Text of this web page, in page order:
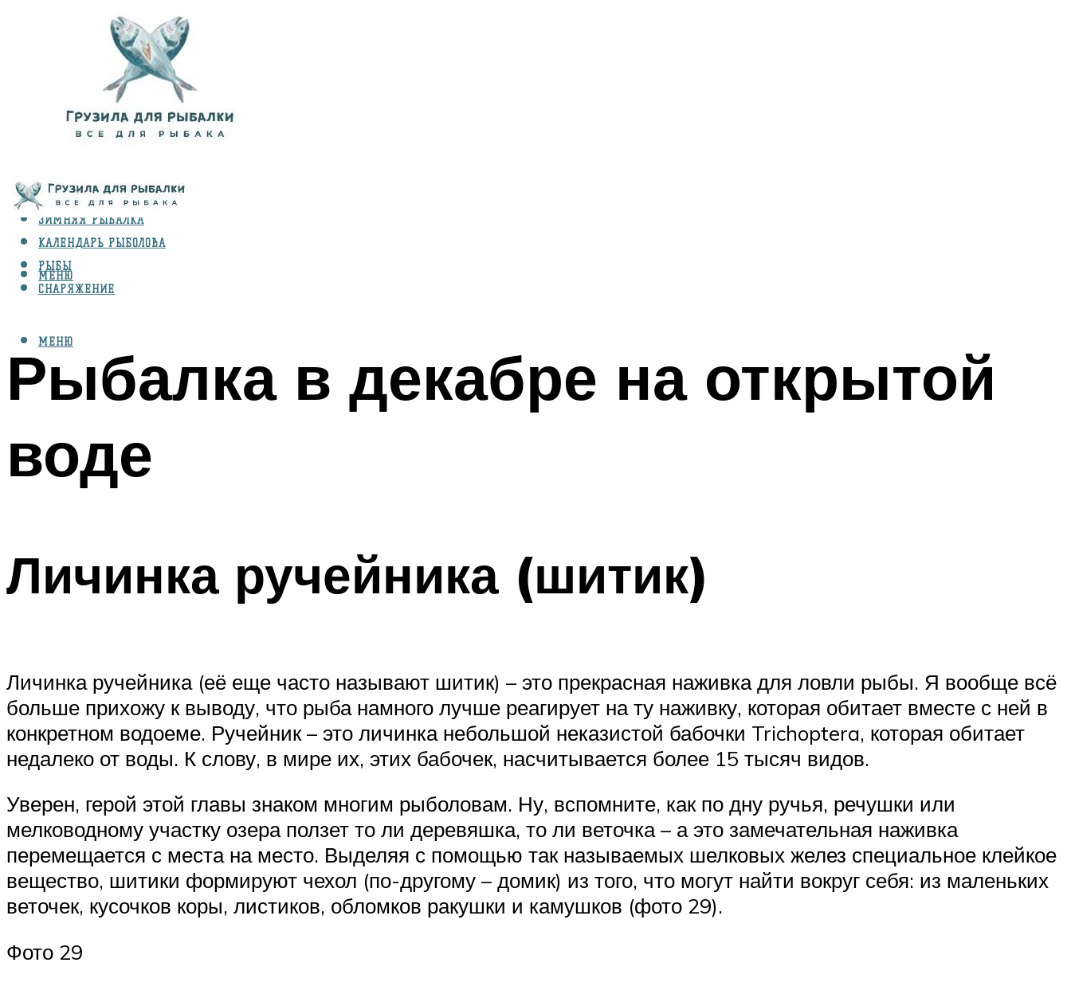
ВИДЫ ЛОВЛИ
ЗИМНЯЯ РЫБАЛКА
КАЛЕНДАРЬ РЫБОЛОВА
РЫБЫ
СНАРЯЖЕНИЕ
МЕНЮ
МЕНЮ
Рыбалка в декабре на открытой
воде
Личинка ручейника (шитик)
Личинка ручейника (её еще часто называют шитик) – это прекрасная наживка для ловли рыбы. Я вообще всё
больше прихожу к выводу, что рыба намного лучше реагирует на ту наживку, которая обитает вместе с ней в
конкретном водоеме. Ручейник – это личинка небольшой неказистой бабочки Trichoptera, которая обитает
недалеко от воды. К слову, в мире их, этих бабочек, насчитывается более 15 тысяч видов.
Уверен, герой этой главы знаком многим рыболовам. Ну, вспомните, как по дну ручья, речушки или
мелководному участку озера ползет то ли деревяшка, то ли веточка – а это замечательная наживка
перемещается с места на место. Выделяя с помощью так называемых шелковых желез специальное клейкое
вещество, шитики формируют чехол (по-другому – домик) из того, что могут найти вокруг себя: из маленьких
веточек, кусочков коры, листиков, обломков ракушки и камушков (фото 29).
Фото 29